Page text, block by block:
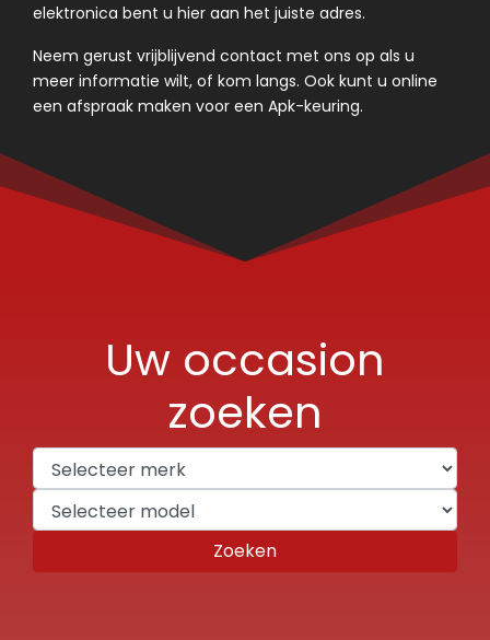
elektronica bent u hier aan het juiste adres.
Neem gerust vrijblijvend contact met ons op als u
meer informatie wilt, of kom langs. Ook kunt u online
een afspraak maken voor een Apk-keuring.
Uw occasion
zoeken
Zoeken